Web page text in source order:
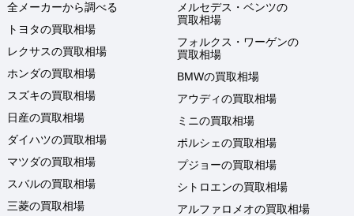
全メーカーから調べる
トヨタの買取相場
レクサスの買取相場
ホンダの買取相場
スズキの買取相場
日産の買取相場
ダイハツの買取相場
マツダの買取相場
スバルの買取相場
三菱の買取相場
メルセデス・ベンツの
買取相場
フォルクス・ワーゲンの
買取相場
BMWの買取相場
アウディの買取相場
ミニの買取相場
ポルシェの買取相場
プジョーの買取相場
シトロエンの買取相場
アルファロメオの買取相場